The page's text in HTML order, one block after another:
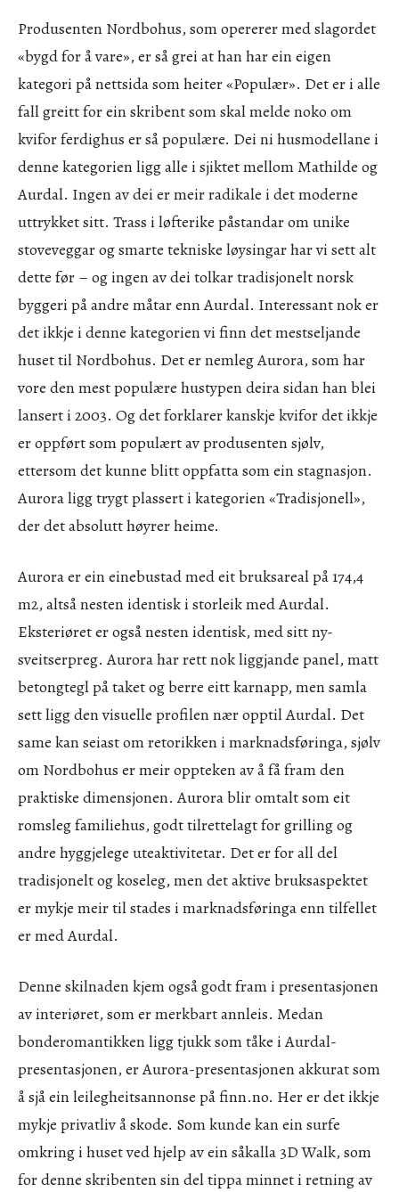
Produsenten Nordbohus, som opererer med slagordet
«bygd for å vare», er så grei at han har ein eigen
kategori på nettsida som heiter «Populær». Det er i alle
fall greitt for ein skribent som skal melde noko om
kvifor ferdighus er så populære. Dei ni husmodellane i
denne kategorien ligg alle i sjiktet mellom Mathilde og
Aurdal. Ingen av dei er meir radikale i det moderne
uttrykket sitt. Trass i løfterike påstandar om unike
stoveveggar og smarte tekniske løysingar har vi sett alt
dette før – og ingen av dei tolkar tradisjonelt norsk
byggeri på andre måtar enn Aurdal. Interessant nok er
det ikkje i denne kategorien vi finn det mestseljande
huset til Nordbohus. Det er nemleg Aurora, som har
vore den mest populære hustypen deira sidan han blei
lansert i 2003. Og det forklarer kanskje kvifor det ikkje
er oppført som populært av produsenten sjølv,
ettersom det kunne blitt oppfatta som ein stagnasjon.
Aurora ligg trygt plassert i kategorien «Tradisjonell»,
der det absolutt høyrer heime.
Aurora er ein einebustad med eit bruksareal på 174,4
m2, altså nesten identisk i storleik med Aurdal.
Eksteriøret er også nesten identisk, med sitt ny-
sveitserpreg. Aurora har rett nok liggjande panel, matt
betongtegl på taket og berre eitt karnapp, men samla
sett ligg den visuelle profilen nær opptil Aurdal. Det
same kan seiast om retorikken i marknadsføringa, sjølv
om Nordbohus er meir oppteken av å få fram den
praktiske dimensjonen. Aurora blir omtalt som eit
romsleg familiehus, godt tilrettelagt for grilling og
andre hyggjelege uteaktivitetar. Det er for all del
tradisjonelt og koseleg, men det aktive bruksaspektet
er mykje meir til stades i marknadsføringa enn tilfellet
er med Aurdal.
Denne skilnaden kjem også godt fram i presentasjonen
av interiøret, som er merkbart annleis. Medan
bonderomantikken ligg tjukk som tåke i Aurdal-
presentasjonen, er Aurora-presentasjonen akkurat som
å sjå ein leilegheitsannonse på finn.no. Her er det ikkje
mykje privatliv å skode. Som kunde kan ein surfe
omkring i huset ved hjelp av ein såkalla 3D Walk, som
for denne skribenten sin del tippa minnet i retning av